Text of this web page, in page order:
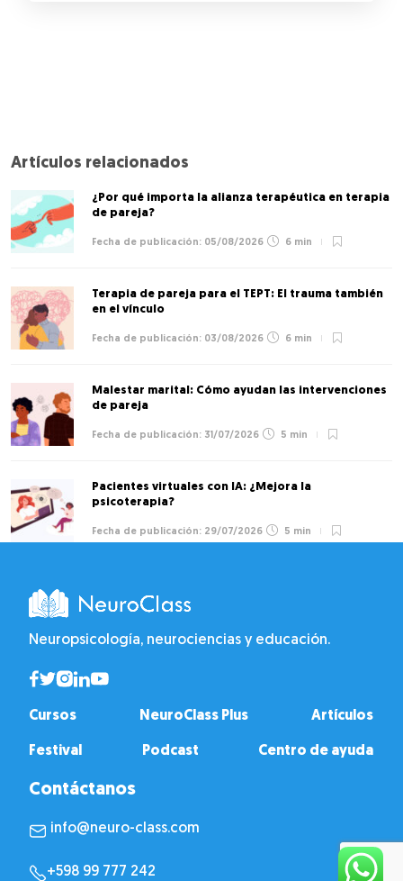
Artículos relacionados
¿Por qué importa la alianza terapéutica en terapia
de pareja?
05/08/2026 6 min
Terapia de pareja para el TEPT: El trauma también
en el vínculo
03/08/2026 6 min
Malestar marital: Cómo ayudan las intervenciones
de pareja
31/07/2026 5 min
Pacientes virtuales con IA: ¿Mejora la
psicoterapia?
29/07/2026 5 min
Neuropsicología, neurociencias y educación.
Cursos NeuroClass Plus Artículos
Festival Podcast Centro de ayuda
Contáctanos
info@neuro-class.com
+598 99 777 242